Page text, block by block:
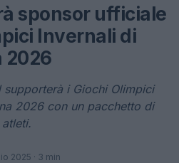
sponsor ufficiale
Invernali di
2026
i Giochi Olimpici
2026 con un pacchetto di
2025 · 3 min